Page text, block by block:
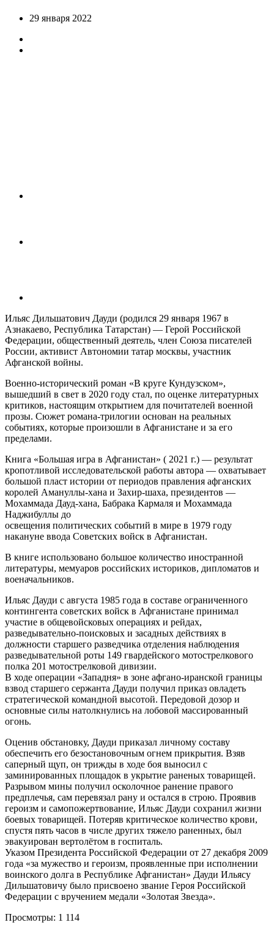
29 января 2022
Ильяс Дильшатович Дауди (родился 29 января 1967 в
Азнакаево, Республика Татарстан) — Герой Российской
Федерации, общественный деятель, член Союза писателей
России, активист Автономии татар москвы, участник
Афганской войны.
Военно-исторический роман «В круге Кундузском»,
вышедший в свет в 2020 году стал, по оценке литературных
критиков, настоящим открытием для почитателей военной
прозы. Сюжет романа-трилогии основан на реальных
событиях, которые произошли в Афганистане и за его
пределами.
Книга «Большая игра в Афганистан» ( 2021 г.) — результат
кропотливой исследовательской работы автора — охватывает
большой пласт истории от периодов правления афганских
королей Амануллы-хана и Захир-шаха, президентов —
Мохаммада Дауд-хана, Бабрака Кармаля и Мохаммада
Наджибуллы до
освещения политических событий в мире в 1979 году
накануне ввода Советских войск в Афганистан.
В книге использовано большое количество иностранной
литературы, мемуаров российских историков, дипломатов и
военачальников.
Ильяс Дауди с августа 1985 года в составе ограниченного
контингента советских войск в Афганистане принимал
участие в общевойсковых операциях и рейдах,
разведывательно-поисковых и засадных действиях в
должности старшего разведчика отделения наблюдения
разведывательной роты 149 гвардейского мотострелкового
полка 201 мотострелковой дивизии.
В ходе операции «Западня» в зоне афгано-иранской границы
взвод старшего сержанта Дауди получил приказ овладеть
стратегической командной высотой. Передовой дозор и
основные силы натолкнулись на лобовой массированный
огонь.
Оценив обстановку, Дауди приказал личному составу
обеспечить его безостановочным огнем прикрытия. Взяв
саперный щуп, он трижды в ходе боя выносил с
заминированных площадок в укрытие раненых товарищей.
Разрывом мины получил осколочное ранение правого
предплечья, сам перевязал рану и остался в строю. Проявив
героизм и самопожертвование, Ильяс Дауди сохранил жизни
боевых товарищей. Потеряв критическое количество крови,
спустя пять часов в числе других тяжело раненных, был
эвакуирован вертолётом в госпиталь.
Указом Президента Российской Федерации от 27 декабря 2009
года «за мужество и героизм, проявленные при исполнении
воинского долга в Республике Афганистан» Дауди Ильясу
Дильшатовичу было присвоено звание Героя Российской
Федерации с вручением медали «Золотая Звезда».
Просмотры: 1 114